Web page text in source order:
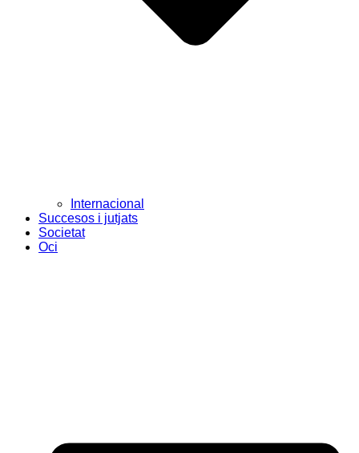
Internacional
Succesos i jutjats
Societat
Oci